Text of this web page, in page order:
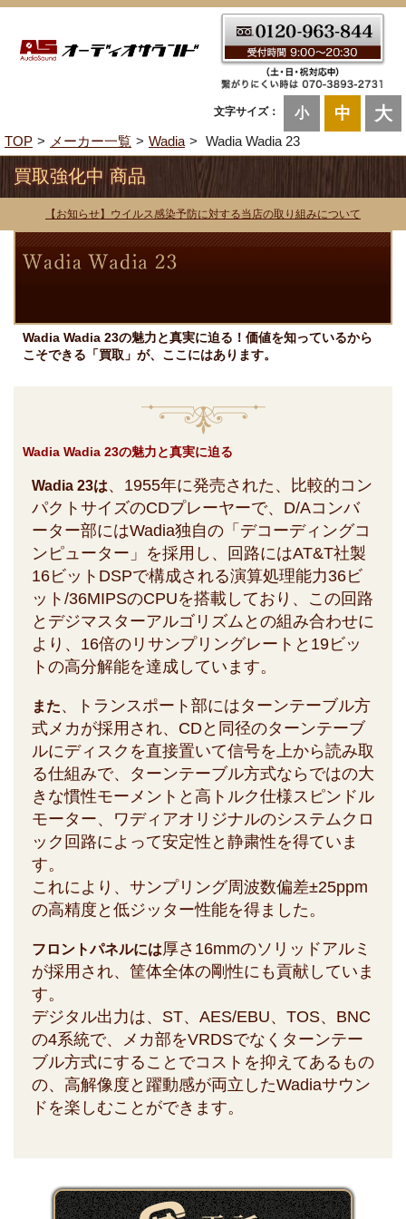
文字サイズ： 小 中 大
TOP メーカー一覧 Wadia Wadia Wadia 23
買取強化中 商品
【お知らせ】ウイルス感染予防に対する当店の取り組みについて
Wadia Wadia 23の魅力と真実に迫る！価値を知っているから
こそできる「買取」が、ここにはあります。
Wadia Wadia 23の魅力と真実に迫る
Wadia 23は、1955年に発売された、比較的コン
パクトサイズのCDプレーヤーで、D/Aコンバ
ーター部にはWadia独自の「デコーディングコ
ンピューター」を採用し、回路にはAT&T社製
16ビットDSPで構成される演算処理能力36ビ
ット/36MIPSのCPUを搭載しており、この回路
とデジマスターアルゴリズムとの組み合わせに
より、16倍のリサンプリングレートと19ビッ
トの高分解能を達成しています。
また、トランスポート部にはターンテーブル方
式メカが採用され、CDと同径のターンテーブ
ルにディスクを直接置いて信号を上から読み取
る仕組みで、ターンテーブル方式ならではの大
きな慣性モーメントと高トルク仕様スピンドル
モーター、ワディアオリジナルのシステムクロ
ック回路によって安定性と静粛性を得ていま
す。
これにより、サンプリング周波数偏差±25ppm
の高精度と低ジッター性能を得ました。
フロントパネルには厚さ16mmのソリッドアルミ
が採用され、筐体全体の剛性にも貢献していま
す。
デジタル出力は、ST、AES/EBU、TOS、BNC
の4系統で、メカ部をVRDSでなくターンテー
ブル方式にすることでコストを抑えてあるもの
の、高解像度と躍動感が両立したWadiaサウン
ドを楽しむことができます。